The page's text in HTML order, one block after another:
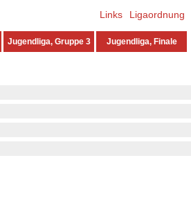
Links Ligaordnung
Jugendliga, Gruppe 3 Jugendliga, Finale